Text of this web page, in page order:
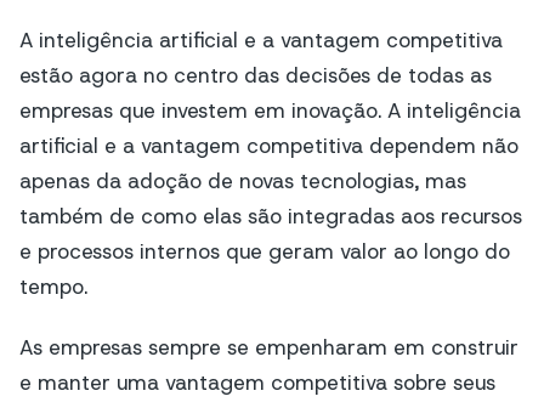
A inteligência artificial e a vantagem competitiva
estão agora no centro das decisões de todas as
empresas que investem em inovação. A inteligência
artificial e a vantagem competitiva dependem não
apenas da adoção de novas tecnologias, mas
também de como elas são integradas aos recursos
e processos internos que geram valor ao longo do
tempo.
As empresas sempre se empenharam em construir
e manter uma vantagem competitiva sobre seus